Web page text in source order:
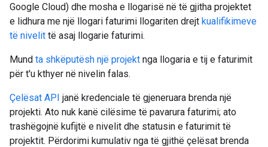
Google Cloud) dhe mosha e llogarisë në të gjitha projektet
e lidhura me një llogari faturimi llogariten drejt kualifikimeve
të nivelit të asaj llogarie faturimi.
Mund ta shkëputësh një projekt nga llogaria e tij e faturimit
për t'u kthyer në nivelin falas.
Çelësat API janë kredenciale të gjeneruara brenda një
projekti. Ato nuk kanë cilësime të pavarura faturimi; ato
trashëgojnë kufijtë e nivelit dhe statusin e faturimit të
projektit. Përdorimi kumulativ nga të gjithë çelësat brenda